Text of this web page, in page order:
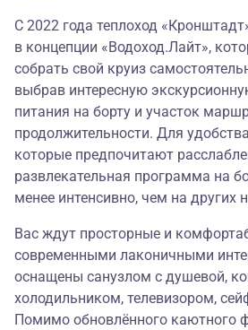
С 2022 года теплоход
в концепции «Водоход.Лайт»,
собрать свой круиз
выбрав интересную
питания на борту и участок
продолжительности. Для
которые предпочитают
развлекательная программа на
менее интенсивно, чем на других
Вас ждут просторные и
современными лаконичными
оснащены санузлом с душевой,
холодильником, телевизором,
Помимо обновлённого каютного